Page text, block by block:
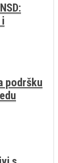
podršku